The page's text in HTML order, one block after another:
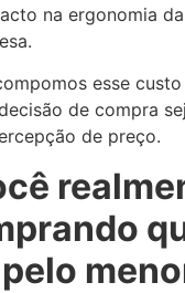
na ergonomia
esse
de compra
de preço.